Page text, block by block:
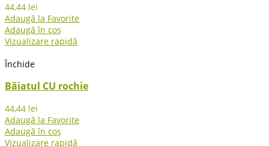
44,44 lei
Adaugă la Favorite
Adaugă în coș
Vizualizare rapidă
Închide
Băiatul CU rochie
44,44 lei
Adaugă la Favorite
Adaugă în coș
Vizualizare rapidă